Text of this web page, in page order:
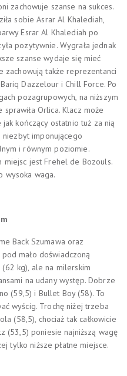
zachowuje szanse na sukces.
sobie Asrar Al Khalediah,
Esrar Al Khalediah po
pozytywnie. Wygrała jednak
szanse wydaje się mieć
zachowują także reprezentanci
Dazzelour i Chill Force. Po
pozagrupowych, na niższym
Orlica. Klacz może
kończący ostatnio tuż za nią
imponującego
i równym poziomie.
miejsc jest Frehel de Bozouls.
wysoka waga.
Back Szumawa oraz
mało doświadczoną
kg), ale na milerskim
na udany występ. Dobrze
(59,5) i Bullet Boy (58). To
wyścig. Trochę niżej trzeba
(58,5), chociaż tak całkowicie
(53,5) poniesie najniższą wagę
tylko niższe płatne miejsce.